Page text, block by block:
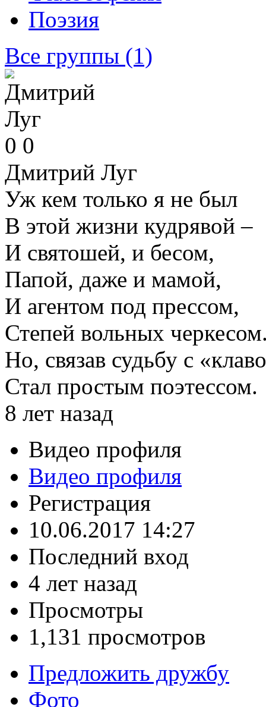
Все группы (1)
0 0
Дмитрий Луг
Уж кем только я не был
В этой жизни кудрявой –
И святошей, и бесом,
Папой, даже и мамой,
И агентом под прессом,
Степей вольных
Но, связав судьбу с
Стал простым поэтессом.
8 лет назад
Видео профиля
Видео профиля
Регистрация
10.06.2017 14:27
Последний вход
4 лет назад
Просмотры
1,131 просмотров
Предложить дружбу
Фото